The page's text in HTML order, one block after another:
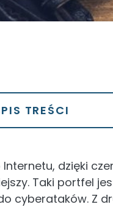
TREŚCI
dzięki
Taki portfel
cyberataków. Z